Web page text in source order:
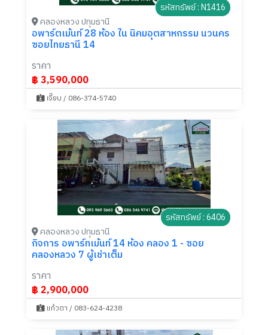
รหัสทรัพย์ : N1416
คลองหลวง ปทุมธานี
อพาร์ตเม้นท์ 28 ห้อง ใน นิคมอุตสาหกรรม นวนคร
ซอยไทยธานี 14
ราคา
฿ 3,590,000
เจี๊ยบ / 086-374-5740
รหัสทรัพย์ : 6406
คลองหลวง ปทุมธานี
กิจการ อพาร์ทเม้นท์ 14 ห้อง คลอง 1 - ซอย
คลองหลวง 7 ผู้เช่าเต็ม
ราคา
฿ 2,900,000
แก้วตา / 083-624-4238